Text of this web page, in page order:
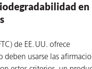
en
de EE. UU. ofrece
deben usarse las